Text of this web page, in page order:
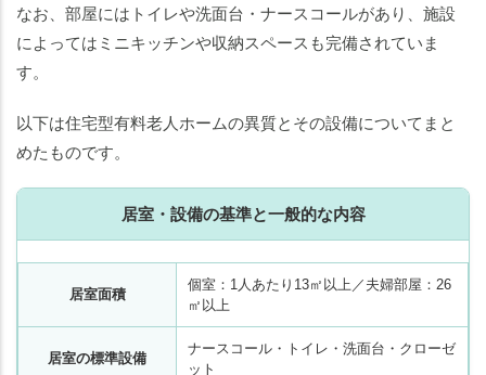
なお、部屋にはトイレや洗面台・ナースコールがあり、施設
によってはミニキッチンや収納スペースも完備されていま
す。
以下は住宅型有料老人ホームの異質とその設備についてまと
めたものです。
居室・設備の基準と一般的な内容
居室面積
個室：1人あたり13㎡以上／夫婦部屋：26
㎡以上
居室の標準設備
ナースコール・トイレ・洗面台・クローゼ
ット